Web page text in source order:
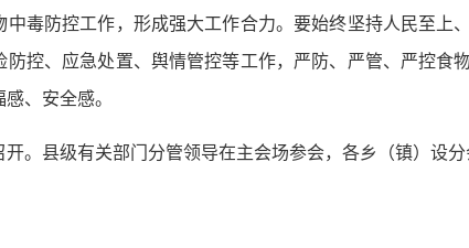
中毒防控工作，形成强大工作合力。要始终坚持人民至
防控、应急处置、舆情管控等工作，严防、严管、严控
、安全感。
。县级有关部门分管领导在主会场参会，各乡（镇）设分